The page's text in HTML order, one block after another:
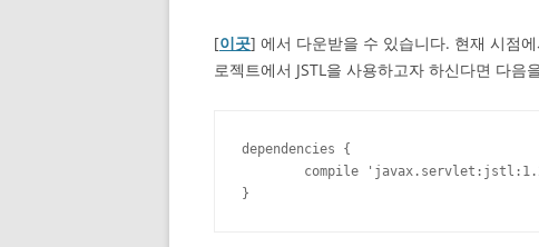
[이곳] 에서 다운받을 수 있습니다. 현재 시점
로젝트에서 JSTL을 사용하고자 하신다면 다음
dependencies {
}